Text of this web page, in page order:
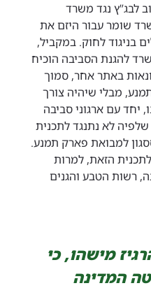
עתרנו שוב לבג”ץ נגד משרד
שומר עבור היזם את
שקלים בניגוד לחוק. במקביל,
להגנת הסביבה הוכיח
באתר אחר, סמוך
מבלי שיהיה צורך
יחד עם ארגוני סביבה
לא נתנגד לתכנית
למבואת פארק תמנע.
הזאת, למרות
רשות הטבע והגנים
מישהו, כי
החליטה המדינה